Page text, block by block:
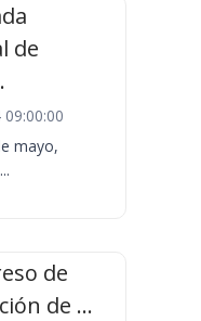
de
mayo,
de
de ...